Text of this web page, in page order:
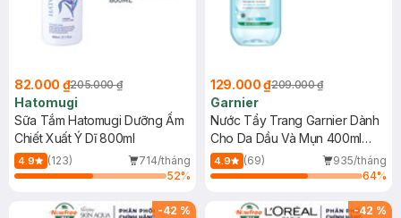
82.000 ₫205.000 ₫
Hatomugi
Sữa Tắm Hatomugi Dưỡng Ẩm
Chiết Xuất Ý Dĩ 800ml
4.9 (123)
714/tháng
52%
129.000 ₫209.000 ₫
Garnier
Nước Tẩy Trang Garnier Dành
Cho Da Dầu Và Mụn 400ml
(Mới)
4.9 (69)
935/tháng
64%
-42 % -42 %